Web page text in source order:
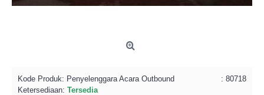
: 80718
Kode Produk: Penyelenggara Acara Outbound
Ketersediaan: Tersedia